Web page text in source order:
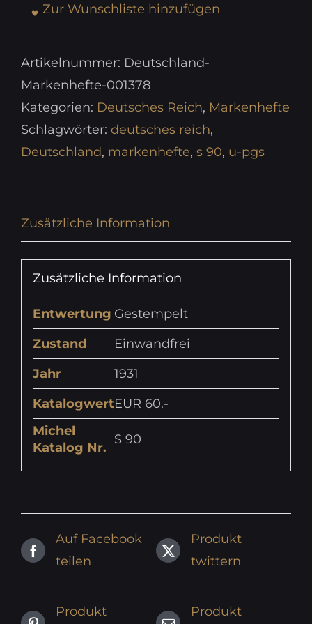
Zur Wunschliste hinzufügen
Artikelnummer: Deutschland-
Markenhefte-001378
Kategorien: Deutsches Reich, Markenhefte
Schlagwörter: deutsches reich,
Deutschland, markenhefte, s 90, u-pgs
Zusätzliche Information
Zusätzliche Information
Entwertung Gestempelt
Zustand
Einwandfrei
Jahr
1931
KatalogwertEUR 60.-
Michel
Katalog Nr.
S 90
Auf Facebook
teilen
Produkt
twittern
Produkt
Produkt